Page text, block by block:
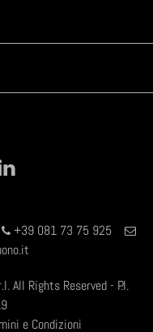
+39 081 73 75 925
All Rights Reserved - P.I.
e Condizioni